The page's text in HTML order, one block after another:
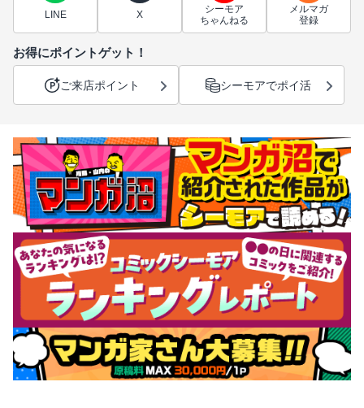
LINE X
シーモア
ちゃんねる
メルマガ
登録
お得にポイントゲット！
ご来店ポイント シーモアでポイ活